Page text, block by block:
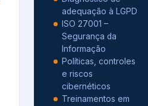
adequação à LGPD
ISO 27001 –
Segurança da
Informação
Políticas, controles
e riscos
cibernéticos
Treinamentos em